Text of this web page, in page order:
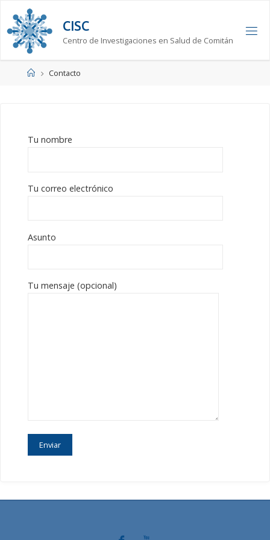
contenido
CISC
Centro de Investigaciones en Salud de Comitán
PáginaContacto
Tu nombre
Tu correo electrónico
Asunto
Tu mensaje (opcional)